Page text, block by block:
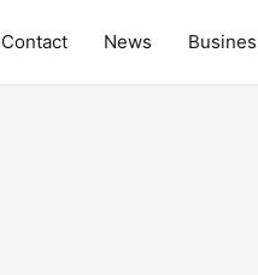
Contact News